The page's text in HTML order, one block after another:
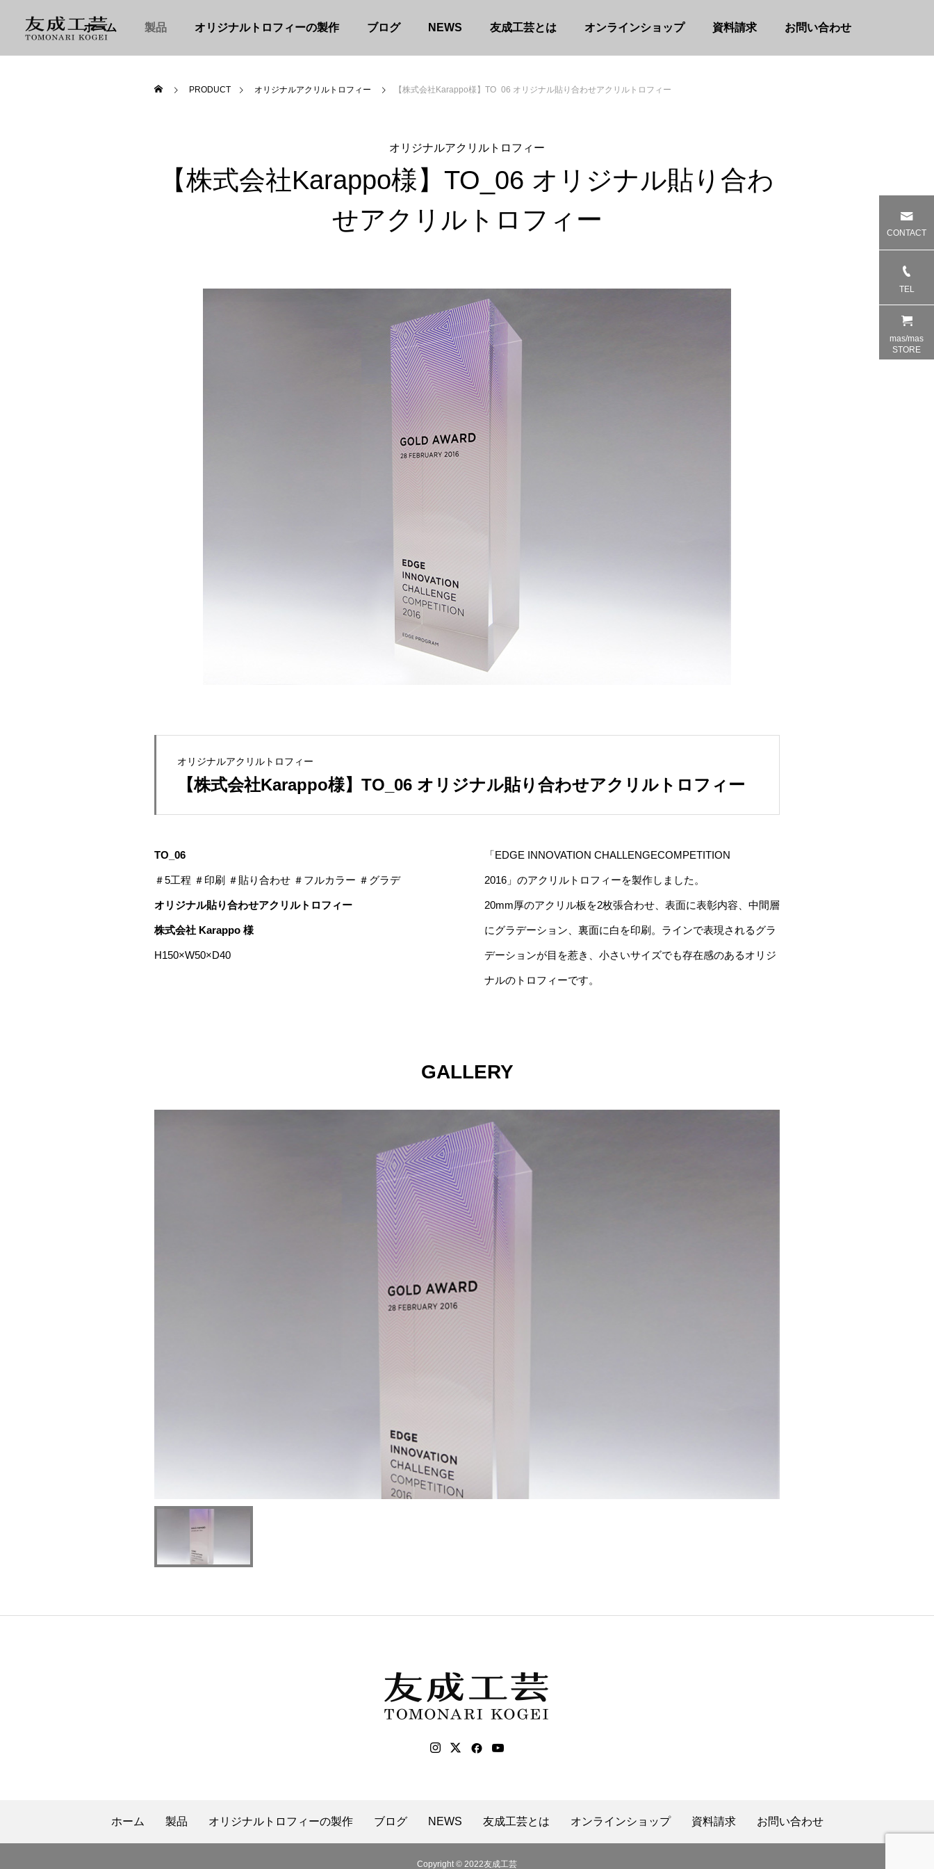
ホーム 製品 オリジナルトロフィーの製作 ブログ NEWS 友成工芸とは オンラインショップ 資料請求 お問い合わせ
PRODUCT オリジナルアクリルトロフィー 【株式会社Karappo様】TO_06 オリジナル貼り合わせアクリルトロフィー
オリジナルアクリルトロフィー
【株式会社Karappo様】TO_06 オリジナル貼り合わ
せアクリルトロフィー
オリジナルアクリルトロフィー
【株式会社Karappo様】TO_06 オリジナル貼り合わせアクリルトロフィー
TO_06
＃5工程 ＃印刷 ＃貼り合わせ ＃フルカラー ＃グラデ
オリジナル貼り合わせアクリルトロフィー
株式会社 Karappo 様
H150×W50×D40
「EDGE INNOVATION CHALLENGECOMPETITION
2016」のアクリルトロフィーを製作しました。
20mm厚のアクリル板を2枚張合わせ、表面に表彰内容、中間層
にグラデーション、裏面に白を印刷。ラインで表現されるグラ
デーションが目を惹き、小さいサイズでも存在感のあるオリジ
ナルのトロフィーです。
GALLERY
ホーム 製品 オリジナルトロフィーの製作 ブログ NEWS 友成工芸とは オンラインショップ 資料請求 お問い合わせ
Copyright © 2022友成工芸
CONTACT
TEL
mas/mas
STORE